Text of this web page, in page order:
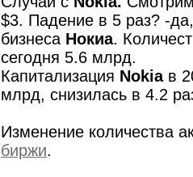
$3. Падение в 5 раз? -
бизнеса Нокиа.
сегодня 5.6 млрд.
Капитализация Nokiaв
млрд, снизилась в 4.2
Изменение количества
биржи.